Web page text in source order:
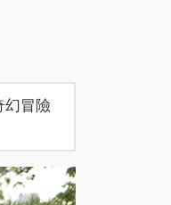
幻冒險